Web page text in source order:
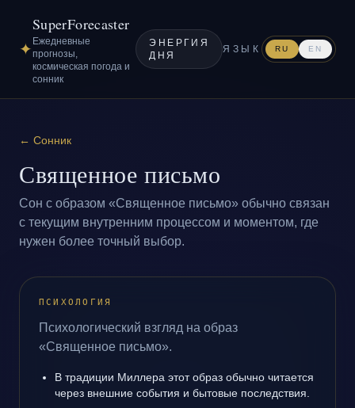
✦
SuperForecaster
Ежедневные
прогнозы,
космическая погода и
сонник
ЭНЕРГИЯ
ДНЯ
ЯЗЫК RU EN
← Сонник
Священное письмо
Сон с образом «Священное письмо» обычно связан
с текущим внутренним процессом и моментом, где
нужен более точный выбор.
ПСИХОЛОГИЯ
Психологический взгляд на образ
«Священное письмо».
В традиции Миллера этот образ обычно читается
через внешние события и бытовые последствия.